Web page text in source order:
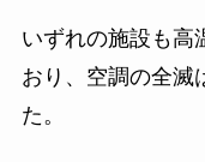
いずれの施設も高
おり、空調の全滅
た。